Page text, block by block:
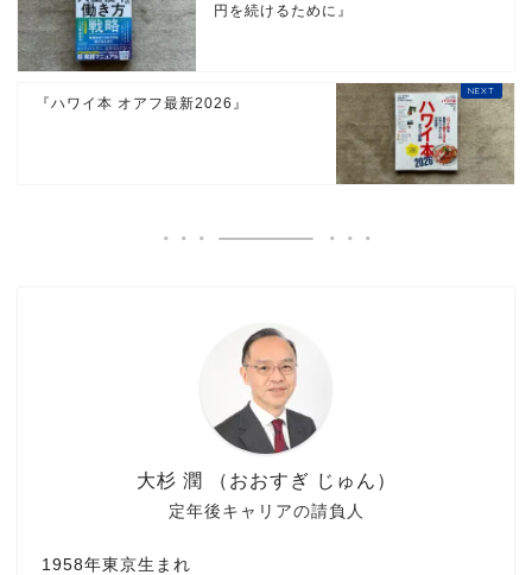
円を続けるために』
『ハワイ本 オアフ最新2026』
定年後キャリアの請負人
大杉 潤 （おおすぎ じゅん）
1958年東京生まれ